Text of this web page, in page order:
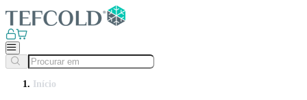
Início